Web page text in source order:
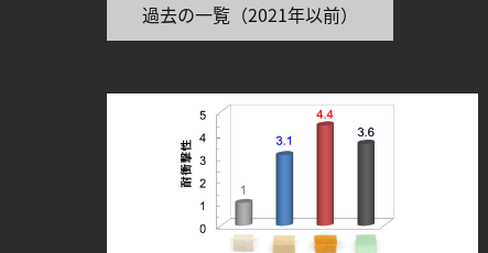
Researchers' VOICE
Links
過去の一覧（2021年以前）